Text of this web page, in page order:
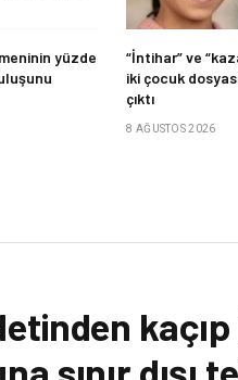
yüzde
“İntihar” ve
iki çocuk
çıktı
8 AĞUSTOS 2026
kaçıp